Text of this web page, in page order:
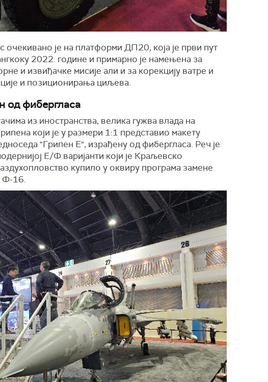
је на платформи ДП20, која је први пут
2022. године и примарно је намењена за
и извиђачке мисије али и за корекцију ватре и
и позиционирања циљева.
од фибергласа
из иностранства, велика гужва влада на
који је у размери 1:1 представио макету
"Грипен Е", израђену од фибергласа. Реч је
Е/Ф варијанти који је Краљевско
купило у оквиру програма замене
Ф-16.